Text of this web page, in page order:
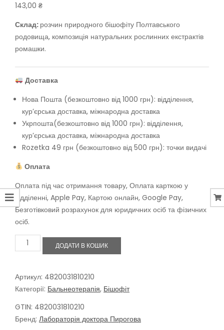
143,00 ₴
Склад: розчин природного бішофіту Полтавського
родовища, композиція натуральних рослинних екстрактів
ромашки.
Доставка
Нова Пошта (безкоштовно від 1000 грн): відділення,
кур’єрська доставка, міжнародна доставка
Укрпошта(безкоштовно від 1000 грн): відділення,
кур’єрська доставка, міжнародна доставка
Rozetka 49 грн (безкоштовно від 500 грн): точки видачі
Оплата
Оплата під час отримання товару, Оплата карткою у
відділенні, Apple Pay, Картою онлайн, Google Pay,
Безготівковий розрахунок для юридичних осіб та фізичних
осіб.
Бішофіт
для
компресів
ванн
з
екстрактом
Ромашки,
500
мл
ДОДАТИ В КОШИК
Артикул: 4820031810210
Категорії: Бальнеотерапія, Бішофіт
GTIN: 4820031810210
Бренд: Лабораторія доктора Пирогова